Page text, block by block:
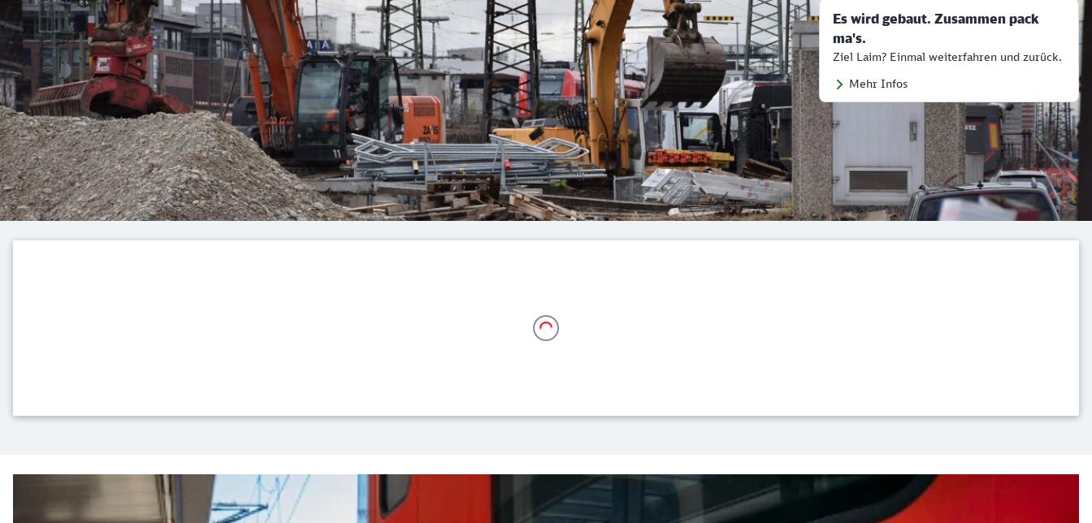
Es wird gebaut. Zusammen pack
ma's.
Ziel Laim? Einmal weiterfahren und zurück.
Mehr Infos